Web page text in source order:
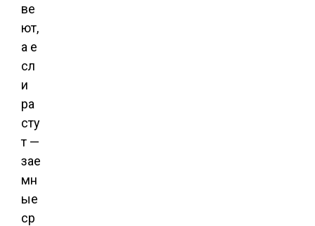
ве
ют,
а е
сл
и
ра
сту
т —
зае
мн
ые
ср